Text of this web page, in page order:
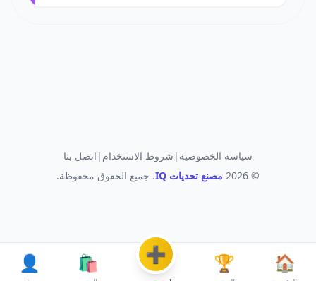
🏠
🏆
➕
🛍️
👤
سياسة الخصوصية | شروط الاستخدام | اتصل بنا
© 2026
مصنع تحديات IQ . جميع الحقوق محفوظة.